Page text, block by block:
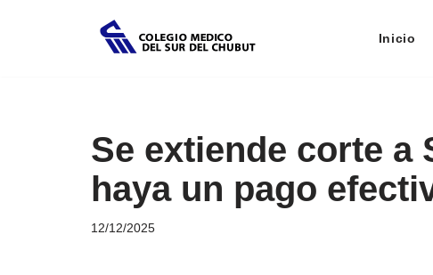
Inicio
Se extiende corte a
haya un pago
12/12/2025